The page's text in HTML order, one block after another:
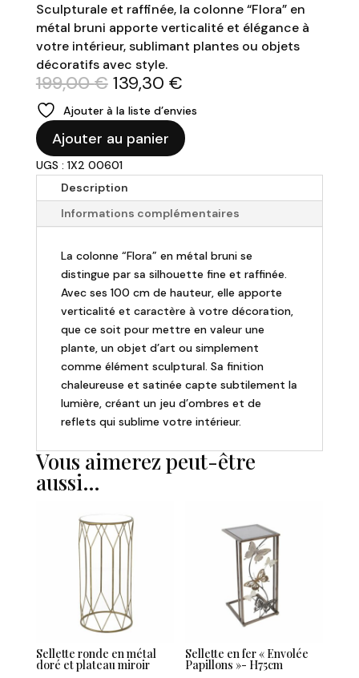
Sculpturale et raffinée, la colonne “Flora” en
métal bruni apporte verticalité et élégance à
votre intérieur, sublimant plantes ou objets
décoratifs avec style.
199,00€ Le
prix
initial
était :
199,00 €.
139,30 €Le
prix
actuel
est :
139,30 €.
Ajouter à la liste d’envies
quantité
de
Colonne
"Flora"
en
métal
H100
Ajouter au panier
UGS : 1X2 00601
Description
Informations complémentaires
La colonne “Flora” en métal bruni se
distingue par sa silhouette fine et raffinée.
Avec ses 100 cm de hauteur, elle apporte
verticalité et caractère à votre décoration,
que ce soit pour mettre en valeur une
plante, un objet d’art ou simplement
comme élément sculptural. Sa finition
chaleureuse et satinée capte subtilement la
lumière, créant un jeu d’ombres et de
reflets qui sublime votre intérieur.
Vous aimerez peut-être
aussi…
Sellette ronde en métal
doré et plateau miroir
Sellette en fer « Envolée
Papillons »- H75cm